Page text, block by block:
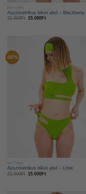
BOTTOMS
Asszimetrikus bikini alsó – Blackberry
21.500Ft 15.000 Ft
-30%
BOTTOMS
Asszimetrikus bikini alsó – Lime
21.500Ft 15.000 Ft